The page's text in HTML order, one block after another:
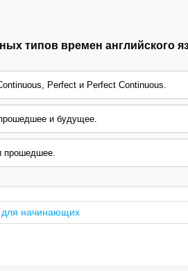
типов времен английского
Perfect и Perfect Continuous.
и будущее.
прошедшее.
для начинающих